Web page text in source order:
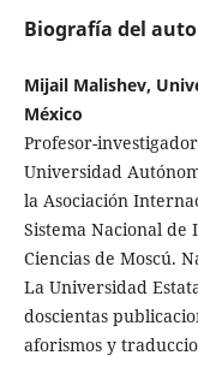
Biografía del
Mijail Malishev,
México
Profesor-
Universidad
la Asociación
Sistema Nacional de
Ciencias de Moscú.
La Universidad
doscientas
aforismos y